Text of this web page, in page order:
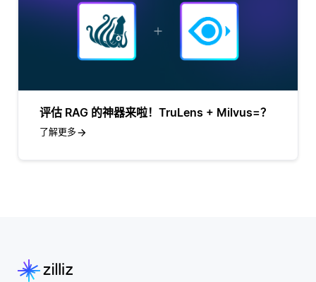
评估 RAG 的神器来啦！TruLens + Milvus=？
了解更多